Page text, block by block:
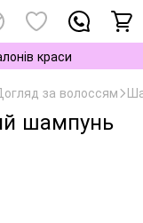
краси
за волоссям
шампунь